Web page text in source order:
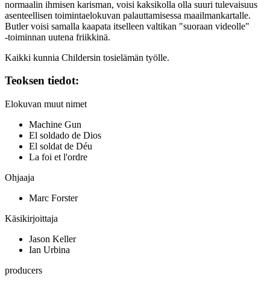
normaalin ihmisen karisman, voisi kaksikolla olla suuri tulevaisuus
asenteellisen toimintaelokuvan palauttamisessa maailmankartalle.
Butler voisi samalla kaapata itselleen valtikan "suoraan videolle"
‑toiminnan uutena friikkinä.
Kaikki kunnia Childersin tosielämän työlle.
Teoksen tiedot:
Elokuvan muut nimet
Machine Gun
El soldado de Dios
El soldat de Déu
La foi et l'ordre
Ohjaaja
Marc Forster
Käsikirjoittaja
Jason Keller
Ian Urbina
producers